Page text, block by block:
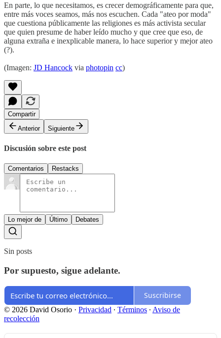
En parte, lo que necesitamos, es crecer demográficamente para que,
entre más voces seamos, más nos escuchen. Cada "ateo por moda"
que cuestiona públicamente las religiones es más activista secular
que quien presume de haber leído mucho y que cree que eso, de
alguna extraña e inexplicable manera, lo hace superior y mejor ateo
(?).
(Imagen: JD Hancock via photopin cc)
Compartir
Anterior
Siguiente
Discusión sobre este post
Comentarios Restacks
Lo mejor de Último Debates
Sin posts
Por supuesto, sigue adelante.
Suscribirse
© 2026 David Osorio · Privacidad ∙ Términos ∙ Aviso de
recolección